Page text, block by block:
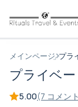
メインページ プラ
プライベ
5.00(7 コメン